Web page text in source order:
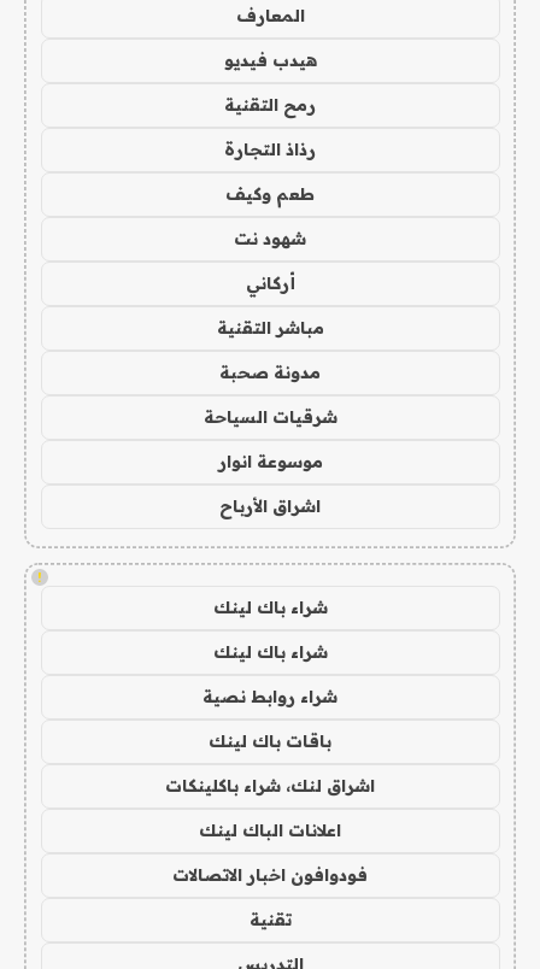
المعارف
هيدب فيديو
رمح التقنية
رذاذ التجارة
طعم وكيف
شهود نت
أركاني
مباشر التقنية
مدونة صحبة
شرقيات السياحة
موسوعة انوار
اشراق الأرباح
!
شراء باك لينك
شراء باك لينك
شراء روابط نصية
باقات باك لينك
اشراق لنك، شراء باكلينكات
اعلانات الباك لينك
فودوافون اخبار الاتصالات
تقنية
التدريس